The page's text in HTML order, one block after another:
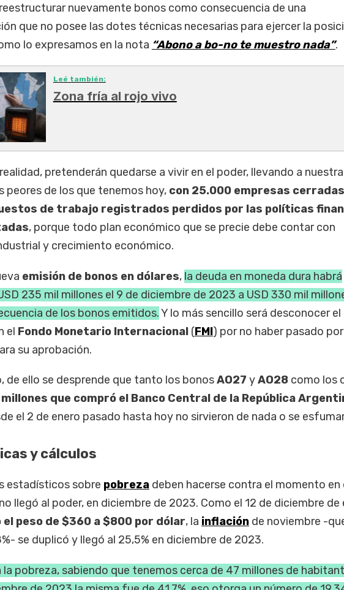
nuevamente bonos como consecuencia de una
que no posee las dotes técnicas necesarias para ejercer la
lo expresamos en la nota “Abono a bo-no te muestro nada”.
Leé también:
Zona fría al rojo vivo
pretenderán quedarse a vivir en el poder, llevando a
peores de los que tenemos hoy, con 25.000 empresas
de trabajo registrados perdidos por las políticas
, porque todo plan económico que se precie debe contar con
y crecimiento económico.
emisión de bonos en dólares, la deuda en moneda dura habrá
235 mil millones el 9 de diciembre de 2023 a USD 330 mil
de los bonos emitidos.Y lo más sencillo será desconocer el
el Fondo Monetario Internacional(FMI) por no haber pasado
su aprobación.
de ello se desprende que tanto los bonosAO27 yAO28como los
millones que compró el Banco Central de la República
el 2 de enero pasado hasta hoy no sirvieron de nada o se
y cálculos
estadísticos sobre pobrezadeben hacerse contra el momento en
llegó al poder, en diciembre de 2023. Como el 12 de diciembre de
el peso de $360 a $800 por dólar, la inflaciónde noviembre -
se duplicó y llegó al 25,5% en diciembre de 2023.
la pobreza, sabiendo que tenemos cerca de 47 millones de